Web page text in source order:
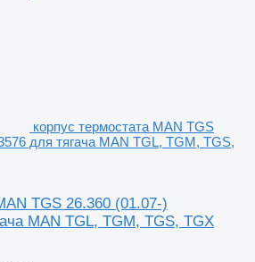
корпус термостата MAN TGS
для тягача MAN TGL, TGM, TGS,
TGS 26.360 (01.07-)
MAN TGL, TGM, TGS, TGX